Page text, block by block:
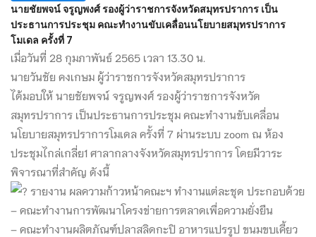
นายชัยพจน์ จรูญพงศ์ รองผู้ว่าราชการจังหวัดสมุทรปราการ เป็น
ประธานการประชุม คณะทำงานขับเคลื่อนนโยบายสมุทรปราการ
โมเดล ครั้งที่ 7
เมื่อวันที่ 28 กุมภาพันธ์ 2565 เวลา 13.30 น.
นายวันชัย คงเกษม ผู้ว่าราชการจังหวัดสมุทรปราการ
ได้มอบให้ นายชัยพจน์ จรูญพงศ์ รองผู้ว่าราชการจังหวัด
สมุทรปราการ เป็นประธานการประชุม คณะทำงานขับเคลื่อน
นโยบายสมุทรปราการโมเดล ครั้งที่ 7 ผ่านระบบ zoom ณ ห้อง
ประชุมไกล่เกลี่ย1 ศาลากลางจังหวัดสมุทรปราการ โดยมีวาระ
พิจารณาที่สำคัญ ดังนี้
รายงาน ผลความก้าวหน้าคณะฯ ทำงานแต่ละชุด ประกอบด้วย
– คณะทำงานการพัฒนาโครงข่ายการตลาดเพื่อความยั่งยืน
– คณะทำงานผลิตภัณฑ์ปลาสลิดกะปิ อาหารแปรรูป ขนมขบเคี้ยว